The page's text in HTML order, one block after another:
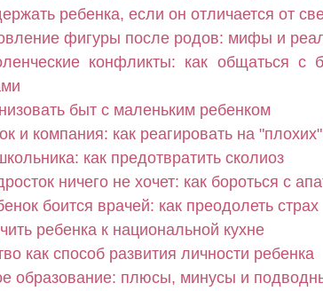
ребенка, если он отличается от
фигуры после родов: мифы и
конфликты: как общаться с
быт с маленьким ребенком
и компания: как реагировать на
как предотвратить сколиоз
ничего не хочет: как бороться с
боится врачей: как преодолеть страх
ребенка к национальной кухне
как способ развития личности ребенка
образование: плюсы, минусы и